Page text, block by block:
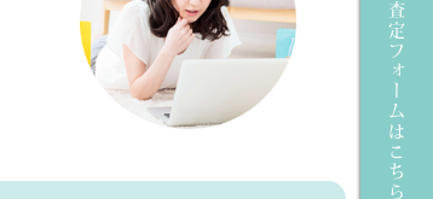
査定フォームはこちら